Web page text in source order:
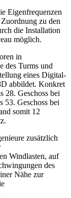
Eigenfrequenzen
zu den
die Installation
möglich.
in
des Turms und
eines Digital-
abbildet. Konkret
28. Geschoss bei
53. Geschoss bei
somit 12
zusätzlich
Windlasten, auf
des
Nähe zur